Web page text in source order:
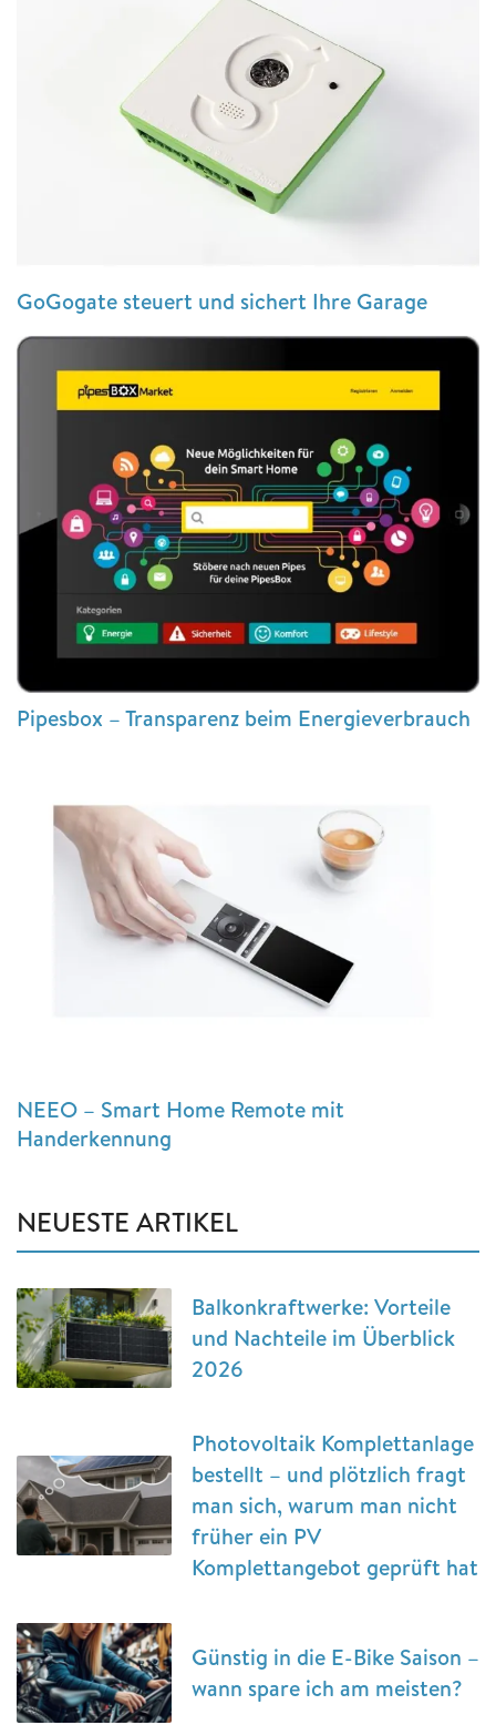
GoGogate steuert und sichert Ihre Garage
Pipesbox – Transparenz beim Energieverbrauch
NEEO – Smart Home Remote mit
Handerkennung
NEUESTE ARTIKEL
Balkonkraftwerke: Vorteile
und Nachteile im Überblick
2026
Photovoltaik Komplettanlage
bestellt – und plötzlich fragt
man sich, warum man nicht
früher ein PV
Komplettangebot geprüft hat
Günstig in die E-Bike Saison –
wann spare ich am meisten?